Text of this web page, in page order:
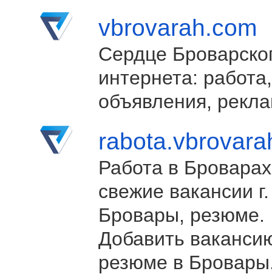
vbrovarah.com
Сердце
интернета: работа,
объявления,
Работа в
свежие вакансии г.
Бровары, резюме.
Добавить
резюме в